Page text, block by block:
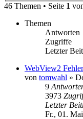
46 Themen • Seite 1
Themen
Antworten
Zugriffe
Letzter
WebView2
von tomwahl »
9
3973
Letzter
Fr., 01.